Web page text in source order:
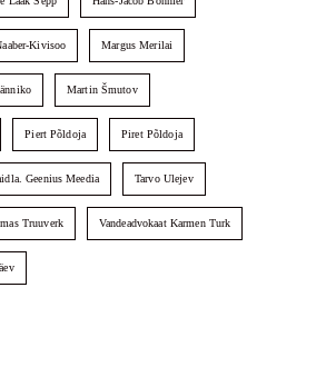
Kivisoo Margus Merilai
Martin Šmutov
Piert Põldoja Piret Põldoja
Geenius Meedia Tarvo Ulejev
Truuverk Vandeadvokaat Karmen Turk